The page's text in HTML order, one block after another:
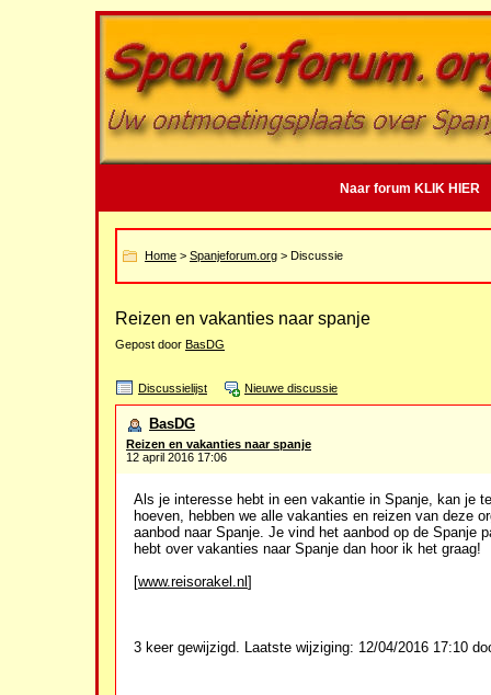
Naar forum KLIK HIER
Home > Spanjeforum.org > Discussie
Reizen en vakanties naar spanje
Gepost door BasDG
Discussielijst Nieuwe discussie
BasDG
Reizen en vakanties naar spanje
12 april 2016 17:06
Als je interesse hebt in een vakantie in Spanje, kan je
hoeven, hebben we alle vakanties en reizen van deze
aanbod naar Spanje. Je vind het aanbod op de Spanje
hebt over vakanties naar Spanje dan hoor ik het graag!
[www.reisorakel.nl ]
3 keer gewijzigd. Laatste wijziging: 12/04/2016 17:10